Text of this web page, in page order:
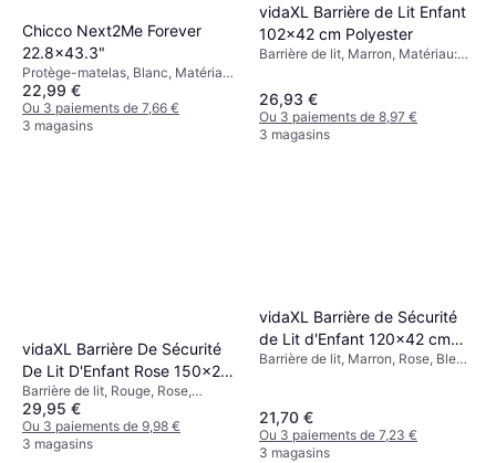
Chicco Next2Me Forever
22.8x43.3"
Protège-matelas, Blanc, Matériau:
Polyester, Coton
22,99 €
Ou 3 paiements de 7,66 €
3 magasins
vidaXL Barrière de Lit Enfant
102x42 cm Polyester
Barrière de lit, Marron, Matériau:
26,93 €
Ou 3 paiements de 8,97 €
3 magasins
vidaXL Barrière De Sécurité
De Lit D'Enfant Rose 150x25
cm
Barrière de lit, Rouge, Rose,
Matériau: Tissu, Polyester
29,95 €
Ou 3 paiements de 9,98 €
3 magasins
vidaXL Barrière de Sécurité
de Lit d'Enfant 120x42 cm
Polyester
Barrière de lit, Marron, Rose, Bleu,
21,70 €
Ou 3 paiements de 7,23 €
3 magasins